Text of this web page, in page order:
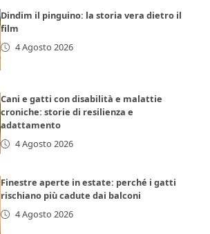
Dindim il pinguino: la storia vera dietro il
film
4 Agosto 2026
Cani e gatti con disabilità e malattie
croniche: storie di resilienza e
adattamento
4 Agosto 2026
Finestre aperte in estate: perché i gatti
rischiano più cadute dai balconi
4 Agosto 2026